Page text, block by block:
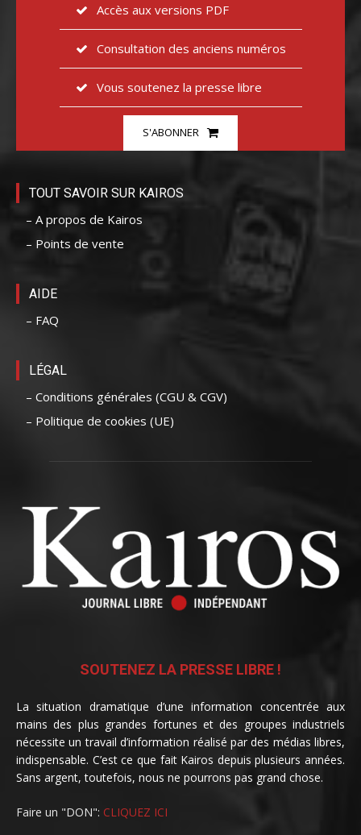
Accès aux versions PDF
Consultation des anciens numéros
Vous soutenez la presse libre
S'ABONNER
TOUT SAVOIR SUR KAIROS
– A propos de Kairos
– Points de vente
AIDE
– FAQ
LÉGAL
– Conditions générales (CGU & CGV)
– Politique de cookies (UE)
SOUTENEZ LA PRESSE LIBRE !
La situation dramatique d’une information concentrée aux
mains des plus grandes fortunes et des groupes industriels
nécessite un travail d’information réalisé par des médias libres,
indispensable. C’est ce que fait Kairos depuis plusieurs années.
Sans argent, toutefois, nous ne pourrons pas grand chose.
Faire un "DON": CLIQUEZ ICI